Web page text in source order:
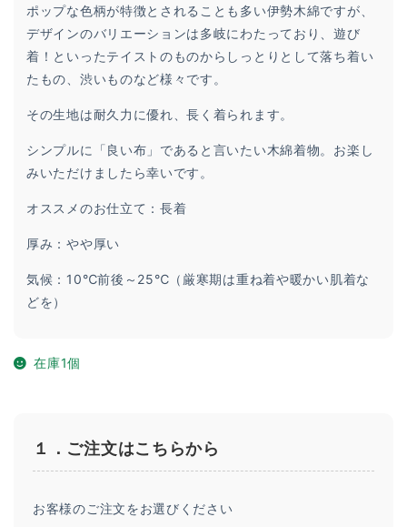
ポップな色柄が特徴とされることも多い伊勢木綿ですが、
デザインのバリエーションは多岐にわたっており、遊び
着！といったテイストのものからしっとりとして落ち着い
たもの、渋いものなど様々です。
その生地は耐久力に優れ、長く着られます。
シンプルに「良い布」であると言いたい木綿着物。お楽し
みいただけましたら幸いです。
オススメのお仕立て：長着
厚み：やや厚い
気候：10℃前後～25℃（厳寒期は重ね着や暖かい肌着な
どを）
在庫1個
１．ご注文はこちらから
お客様のご注文をお選びください